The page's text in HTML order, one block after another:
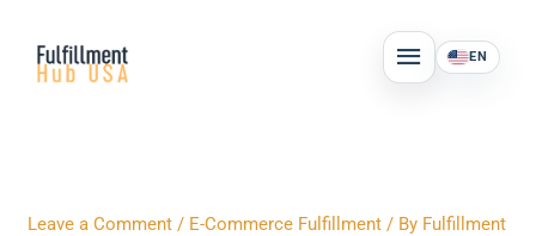
content
MAIN
MENU
EN
Leave a Comment / E-Commerce Fulfillment / By Fulfillment